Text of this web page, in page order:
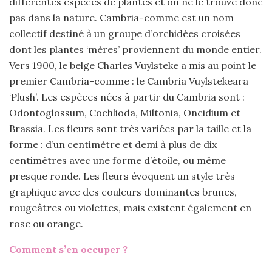
pas dans la nature. Cambria-comme est un nom
collectif destiné à un groupe d’orchidées croisées
dont les plantes ‘mères’ proviennent du monde entier.
Vers 1900, le belge Charles Vuylsteke a mis au point le
premier Cambria-comme : le Cambria Vuylstekeara
‘Plush’. Les espèces nées à partir du Cambria sont :
Odontoglossum, Cochlioda, Miltonia, Oncidium et
Brassia. Les fleurs sont très variées par la taille et la
forme : d’un centimètre et demi à plus de dix
centimètres avec une forme d’étoile, ou même
presque ronde. Les fleurs évoquent un style très
graphique avec des couleurs dominantes brunes,
rougeâtres ou violettes, mais existent également en
rose ou orange.
Comment s’en occuper ?